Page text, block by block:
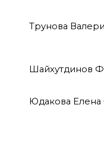
Трунова
Шайхутдинов
Юдакова Елена